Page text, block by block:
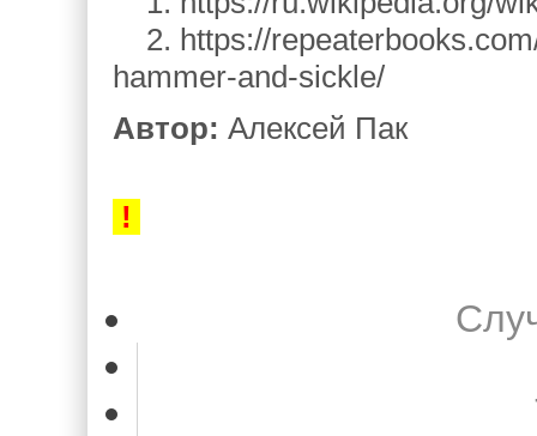
2. https://
hammer-and-sickle/
Автор: Алексей Пак
!